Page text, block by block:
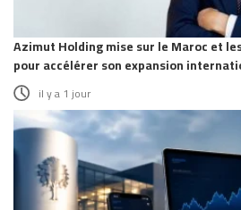
Azimut Holding mise sur le Maroc et
pour accélérer son expansion
il y a 1 jour